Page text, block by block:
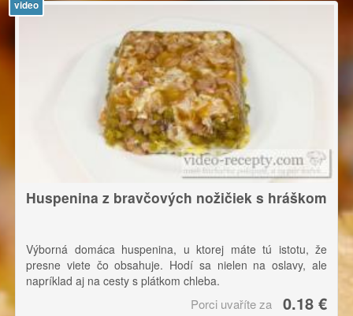
video
Huspenina z bravčových nožičiek s hráškom
Výborná domáca huspenina, u ktorej máte tú istotu, že
presne viete čo obsahuje. Hodí sa nielen na oslavy, ale
napríklad aj na cesty s plátkom chleba.
Porci uvaříte za 0.18 €